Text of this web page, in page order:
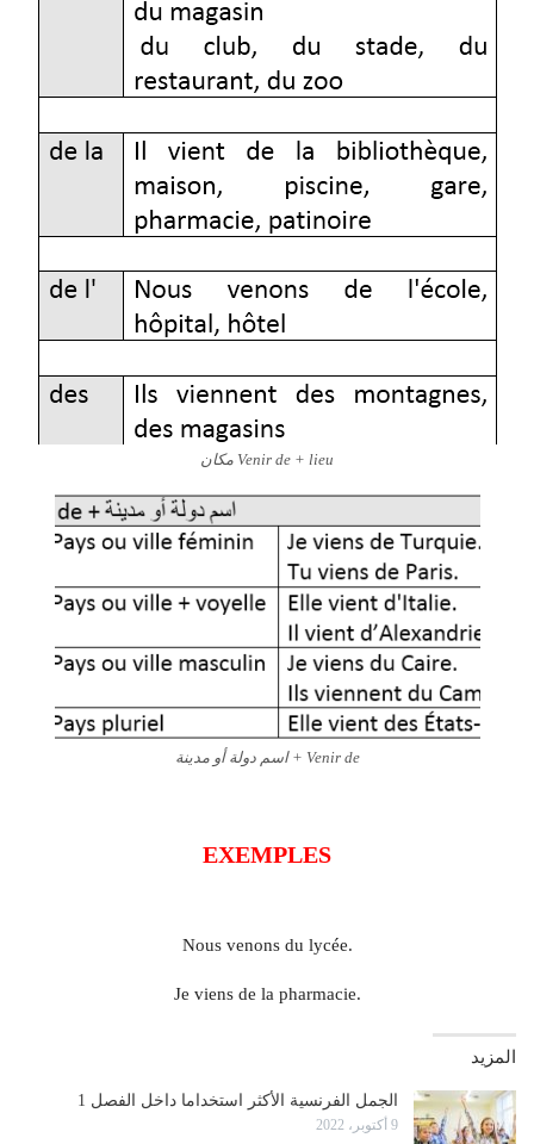
Venir de + lieu مكان
Venir de + اسم دولة أو مدينة
EXEMPLES
Nous venons du lycée.
Je viens de la pharmacie.
المزيد
الجمل الفرنسية الأكثر استخداما داخل الفصل 1
9 أكتوبر، 2022